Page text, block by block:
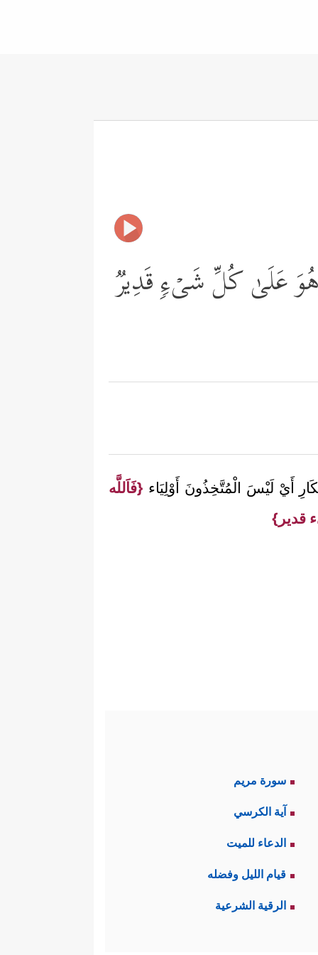
وَهُوَ عَلَىٰ كُلِّ شَیۡءࣲ قَدِیرࣱ
أَيْ لَيْسَ الْمُتَّخِذُونَ أَوْلِيَاء {فَاَللَّه
قدير}
سورة مريم
آية الكرسي
الدعاء للميت
قيام الليل وفضله
الرقية الشرعية